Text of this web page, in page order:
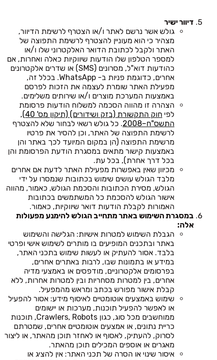
דיוור ישיר
גולש אשר נרשם לאתר ו/או הצטרף לרשימת הדיוור,
מצהיר כי הוא מעוניין להצטרף לרשימת התפוצה של
האתר ולקבל לכתובת הדואר האלקטרוני שלו ו/או
למספר הטלפון שלו הודעות שיווקיות כאלה ואחרות, אם
כהודעות דוא"ל, מסרונים (SMS) או שדרים אלקטרונים
אחרים, כדוגמת פניות ב- WhatsApp. בכלל זה,
מפעילת האתר שומרת לעצמה את הזכות לפרסם
באמצעות המערכת מוצרים ו/או שירותים משלימים.
הצהרה זו מהווה הסכמה למשלוח הודעות פרסומת
לפי
חוק התקשורת (בזק ושידורים) (תיקון מס' 40),
התשס"ח–2008
. כל גולש רשאי לבחור שלא להצטרף
לרשימת התפוצה של האתר, וכן להסיר את פרטיו
מרשימת התפוצה (הן במקום המיועד לכך באתר והן
באמצעות קישור מתאים במסגרת הודעת הפרסומת והן
בכל דרך אחרת), בכל עת.
מכיוון שאין באפשרות מפעילת האתר לדעת אם אחרים
מלבד הגולש עושים שימוש בכתובות שנמסרו על ידי
הגולש, מסירת הכתובות והסכמת הגולש, כאמור, מהווה
אישור הגולש להסכמת כל המשתמשים בכתובות
האמורות לקבלת הודעות דואר שיווקיות, כאמור.
במסגרת השימוש באתר מתחייב הגולש להימנע מפעולות
אלה:
הגבלת השימוש למטרות אישיות: הגלישה והשימוש
באתר ובתכנים המופיעים בו מותרים לשימוש אישי ופרטי
בלבד. אסור להעתיק או לעשות שימוש בתכני האתר,
במידע או בתמונות שבו, לרבות באתרים אחרים,
בפרסומים אלקטרוניים, מודפסים או באמצעי מדיה
אחרים, בין למטרות מסחריות ובין למטרות אחרות, ללא
קבלת אישור מפורש בכתב ומראש מהמפעיל.
שימוש באמצעים אוטומטיים לאיסוף מידע: אסור להפעיל
או לאפשר להפעיל תוכנות, מערכות או יישומים
ממוחשבים מכל סוג, כגון Crawlers, Robots, תוכנות
כריית נתונים, או אמצעים אוטומטיים אחרים, שמטרתם
לסרוק, להעתיק, לאסוף או לאחזר תוכן מהאתר, או ליצור
מאגרים או אוספים המכילים תוכן מהאתר.
איסור שינוי או הסרה של תכני האתר: אין להציג או